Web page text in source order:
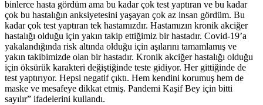
binlerce hasta gördüm ama bu kadar çok test yaptıran ve bu kadar
çok bu hastalığın anksiyetesini yaşayan çok az insan gördüm. Bu
kadar çok test yaptıran tek hastamızdır. Hastamızın kronik akciğer
hastalığı olduğu için yakın takip ettiğimiz bir hastadır. Covid-19’a
yakalandığında risk altında olduğu için aşılarını tamamlamış ve
yakın takibimizde olan bir hastadır. Kronik akciğer hastalığı olduğu
için öksürük karakteri değiştiğinde teste gidiyor. Her gittiğinde de
test yaptırıyor. Hepsi negatif çıktı. Hem kendini korumuş hem de
maske ve mesafeye dikkat etmiş. Pandemi Kaşif Bey için bitti
sayılır” ifadelerini kullandı.